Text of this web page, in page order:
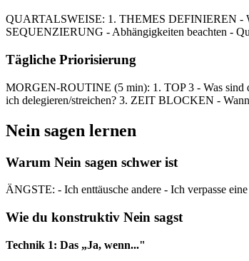
QUARTALSWEISE: 1. THEMES DEFINIEREN -
SEQUENZIERUNG - Abhängigkeiten beachten -
Tägliche Priorisierung
MORGEN-ROUTINE (5 min): 1. TOP 3 - Was sind
ich delegieren/streichen? 3. ZEIT BLOCKEN -
Nein sagen lernen
Warum Nein sagen schwer ist
ÄNGSTE: - Ich enttäusche andere - Ich verpasse
Wie du konstruktiv Nein sagst
Technik 1: Das „Ja, wenn..."